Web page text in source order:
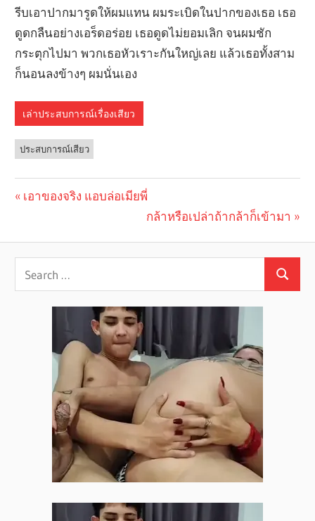
รีบเอาปากมารูดให้ผมแทน ผมระเบิดในปากของเธอ เธอ
ดูดกลืนอย่างเอร็ดอร่อย เธอดูดไม่ยอมเลิก จนผมชัก
กระตุกไปมา พวกเธอหัวเราะกันใหญ่เลย แล้วเธอทั้งสาม
ก็นอนลงข้างๆ ผมนั่นเอง
เล่าประสบการณ์เรื่องเสียว
ประสบการณ์เสียว
navigation
Previous
เอาของจริง แอบล่อเมียพี่
Next
กล้าหรือเปล่าถ้ากล้าก็เข้ามา